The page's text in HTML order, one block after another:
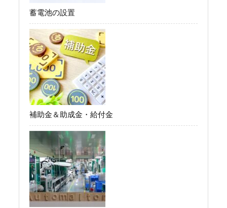
蓄電池の設置
補助金＆助成金・給付金